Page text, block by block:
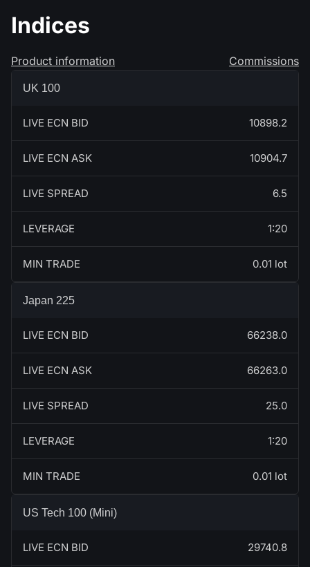
Indices
Product information Commissions
UK 100
LIVE ECN BID 10898.2
LIVE ECN ASK 10904.7
LIVE SPREAD 6.5
LEVERAGE 1:20
MIN TRADE 0.01 lot
Japan 225
LIVE ECN BID 66238.0
LIVE ECN ASK 66263.0
LIVE SPREAD 25.0
LEVERAGE 1:20
MIN TRADE 0.01 lot
US Tech 100 (Mini)
LIVE ECN BID 29740.8